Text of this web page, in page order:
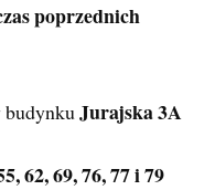
poprzednich
Jurajska 3A
62, 69, 76, 77 i 79